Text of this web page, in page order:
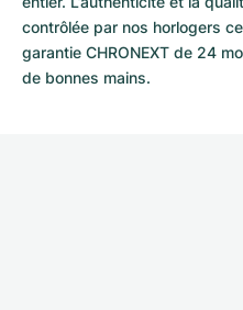
contrôlée par nos horlogers
garantie CHRONEXT de 24
de bonnes mains.